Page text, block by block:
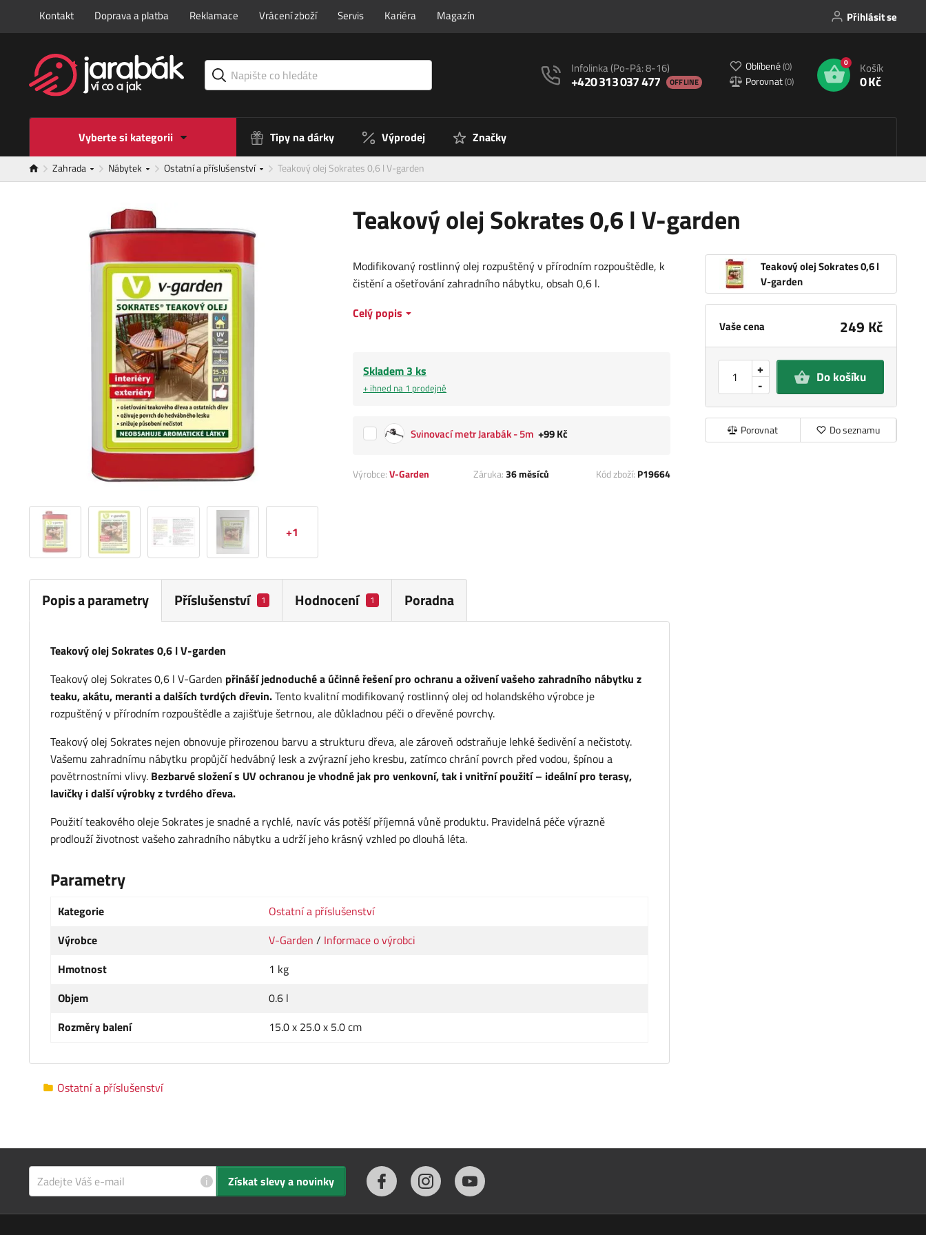
Kontakt Doprava a platba Reklamace Vrácení zboží Servis Kariéra Magazín Přihlásit se
Infolinka(Po-Pá: 8-16)
+420 313 037 477 OFFLINE
Oblíbené(0)
Porovnat(0)
0 Košík
0 Kč
Vyberte si kategorii Tipy na dárky Výprodej Značky
Zahrada Nábytek Ostatní a příslušenství Teakový olej Sokrates 0,6 l V-garden
Teakový olej Sokrates 0,6 l V-garden
+1
Teakový olej Sokrates 0,6 l
V-garden
Vaše cena 249 Kč
-
+ Do košíku
Porovnat Do seznamu
Modifikovaný rostlinný olej rozpuštěný v přírodním rozpouštědle, k
čistění a ošetřování zahradního nábytku, obsah 0,6 l.
Celý popis
Skladem 3 ks
+ ihned na 1 prodejně
Svinovací metr Jarabák - 5m +99 Kč
Výrobce:V-Garden Záruka:36 měsíců Kód zboží: P19664
Popis a parametry Příslušenství 1 Hodnocení 1 Poradna
Teakový olej Sokrates 0,6 l V-garden
Teakový olej Sokrates 0,6 l V-Garden přináší jednoduché a účinné řešení pro ochranu a oživení vašeho zahradního nábytku z
teaku, akátu, meranti a dalších tvrdých dřevin.Tento kvalitní modifikovaný rostlinný olej od holandského výrobce je
rozpuštěný v přírodním rozpouštědle a zajišťuje šetrnou, ale důkladnou péči o dřevěné povrchy.
Teakový olej Sokrates nejen obnovuje přirozenou barvu a strukturu dřeva, ale zároveň odstraňuje lehké šedivění a nečistoty.
Vašemu zahradnímu nábytku propůjčí hedvábný lesk a zvýrazní jeho kresbu, zatímco chrání povrch před vodou, špínou a
povětrnostními vlivy. Bezbarvé složení s UV ochranou je vhodné jak pro venkovní, tak i vnitřní použití – ideální pro terasy,
lavičky i další výrobky z tvrdého dřeva.
Použití teakového oleje Sokrates je snadné a rychlé, navíc vás potěší příjemná vůně produktu. Pravidelná péče výrazně
prodlouží životnost vašeho zahradního nábytku a udrží jeho krásný vzhled po dlouhá léta.
Parametry
Kategorie
Ostatní a příslušenství
Výrobce
V-Garden / Informace o výrobci
Hmotnost
1 kg
Objem
0.6 l
Rozměry balení
15.0 x 25.0 x 5.0 cm
Ostatní a příslušenství
i Získat slevy a novinky